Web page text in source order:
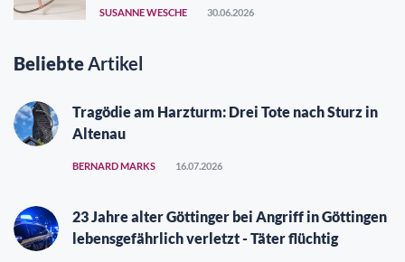
SUSANNE WESCHE 30.06.2026
BeliebteArtikel
Tragödie am Harzturm: Drei Tote nach Sturz in
Altenau
BERNARD MARKS 16.07.2026
23 Jahre alter Göttinger bei Angriff in Göttingen
lebensgefährlich verletzt - Täter flüchtig